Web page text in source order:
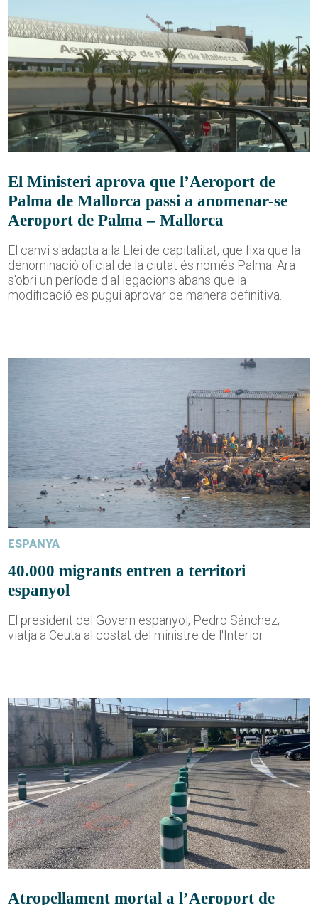
El Ministeri aprova que l’Aeroport de
Palma de Mallorca passi a anomenar-se
Aeroport de Palma – Mallorca
El canvi s'adapta a la Llei de capitalitat, que fixa que la
denominació oficial de la ciutat és només Palma. Ara
s'obri un període d'al·legacions abans que la
modificació es pugui aprovar de manera definitiva.
ESPANYA
40.000 migrants entren a territori
espanyol
El president del Govern espanyol, Pedro Sánchez,
viatja a Ceuta al costat del ministre de l'Interior
Atropellament mortal a l’Aeroport de